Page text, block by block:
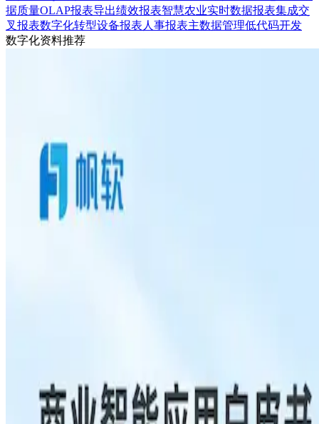
据质量OLAP报表导出绩效报表智慧农业实时数据报表集成交
叉报表数字化转型设备报表 人事报表主数据管理低代码开发
数字化资料推荐